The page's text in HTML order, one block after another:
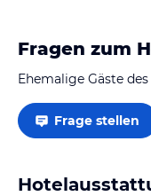
Fragen zum
Ehemalige Gäste
Frage stellen